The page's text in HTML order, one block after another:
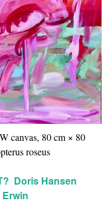
canvas, 80 cm × 80
roseus
Doris Hansen